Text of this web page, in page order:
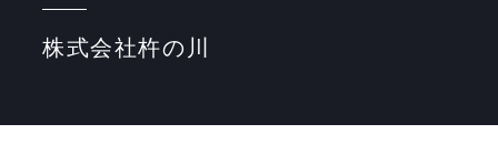
街、長
株式会社杵の川